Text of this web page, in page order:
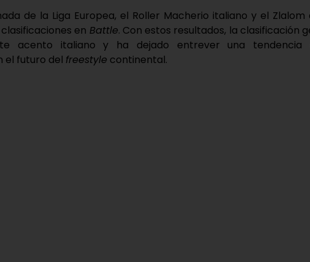
de la Liga Europea, el Roller Macherio italiano y el Zlalom
en Battle. Con estos resultados, la clasificación
acento italiano y ha dejado entrever una tendencia
el futuro del freestyle continental.